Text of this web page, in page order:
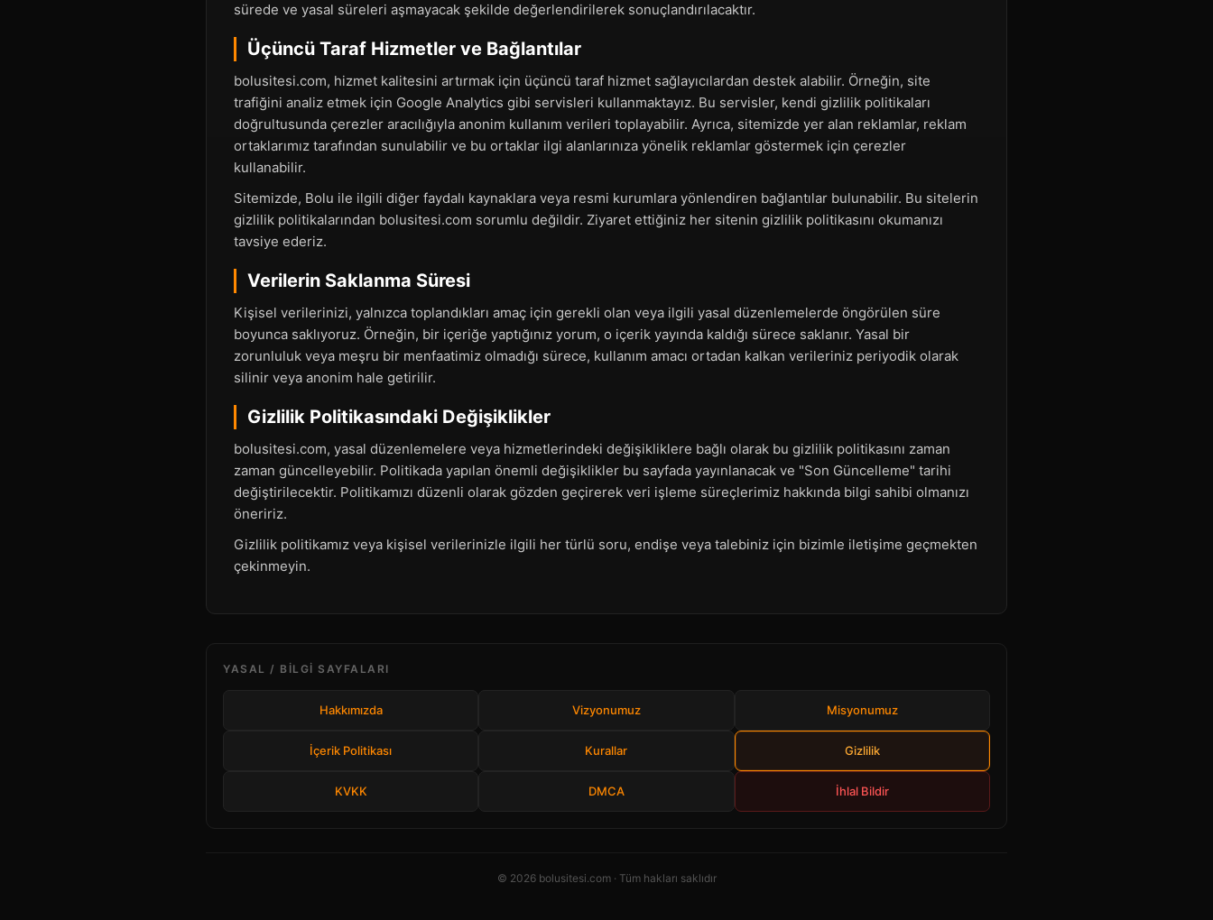
sürede ve yasal süreleri aşmayacak şekilde değerlendirilerek sonuçlandırılacaktır.
Üçüncü Taraf Hizmetler ve Bağlantılar
bolusitesi.com, hizmet kalitesini artırmak için üçüncü taraf hizmet sağlayıcılardan destek alabilir. Örneğin, site
trafiğini analiz etmek için Google Analytics gibi servisleri kullanmaktayız. Bu servisler, kendi gizlilik politikaları
doğrultusunda çerezler aracılığıyla anonim kullanım verileri toplayabilir. Ayrıca, sitemizde yer alan reklamlar, reklam
ortaklarımız tarafından sunulabilir ve bu ortaklar ilgi alanlarınıza yönelik reklamlar göstermek için çerezler
kullanabilir.
Sitemizde, Bolu ile ilgili diğer faydalı kaynaklara veya resmi kurumlara yönlendiren bağlantılar bulunabilir. Bu sitelerin
gizlilik politikalarından bolusitesi.com sorumlu değildir. Ziyaret ettiğiniz her sitenin gizlilik politikasını okumanızı
tavsiye ederiz.
Verilerin Saklanma Süresi
Kişisel verilerinizi, yalnızca toplandıkları amaç için gerekli olan veya ilgili yasal düzenlemelerde öngörülen süre
boyunca saklıyoruz. Örneğin, bir içeriğe yaptığınız yorum, o içerik yayında kaldığı sürece saklanır. Yasal bir
zorunluluk veya meşru bir menfaatimiz olmadığı sürece, kullanım amacı ortadan kalkan verileriniz periyodik olarak
silinir veya anonim hale getirilir.
Gizlilik Politikasındaki Değişiklikler
bolusitesi.com, yasal düzenlemelere veya hizmetlerindeki değişikliklere bağlı olarak bu gizlilik politikasını zaman
zaman güncelleyebilir. Politikada yapılan önemli değişiklikler bu sayfada yayınlanacak ve "Son Güncelleme" tarihi
değiştirilecektir. Politikamızı düzenli olarak gözden geçirerek veri işleme süreçlerimiz hakkında bilgi sahibi olmanızı
öneririz.
Gizlilik politikamız veya kişisel verilerinizle ilgili her türlü soru, endişe veya talebiniz için bizimle iletişime geçmekten
çekinmeyin.
YASAL / BILGI SAYFALARI
Hakkımızda Vizyonumuz Misyonumuz
İçerik Politikası Kurallar Gizlilik
KVKK DMCA İhlal Bildir
© 2026 bolusitesi.com · Tüm hakları saklıdır